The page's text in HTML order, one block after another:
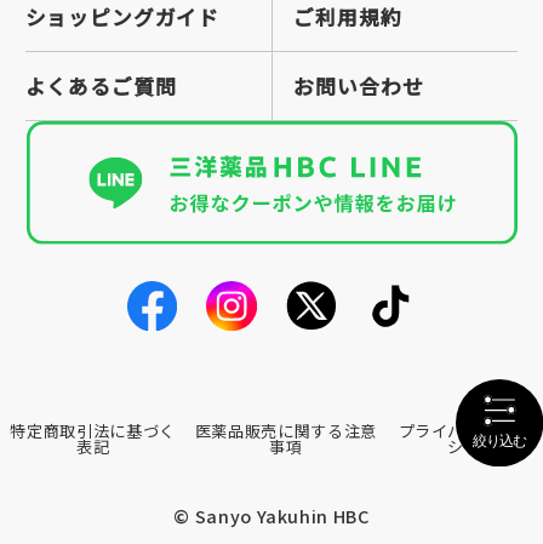
ショッピングガイド ご利用規約
よくあるご質問 お問い合わせ
特定商取引法に基づく
表記
医薬品販売に関する注意
事項
プライバシーポリ
シー
© Sanyo Yakuhin HBC